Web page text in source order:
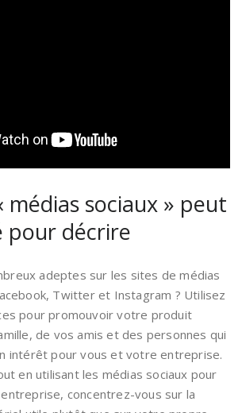
médias sociaux » peut
pour décrire
adeptes sur les sites de médias
Twitter et Instagram ? Utilisez
pour promouvoir votre produit
de vos amis et des personnes qui
intérêt pour vous et votre entreprise.
en utilisant les médias sociaux pour
concentrez-vous sur la